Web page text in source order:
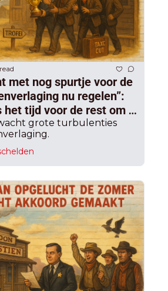
met nog spurtje voor de
nu regelen”:
het tijd voor de rest om
te pakken
grote turbulenties